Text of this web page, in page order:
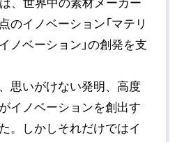
、世界中の素材メーカー
のイノベーション「マテリ
ノベーション」の創発を支
思いがけない発明、高度
イノベーションを創出す
。しかしそれだけではイ